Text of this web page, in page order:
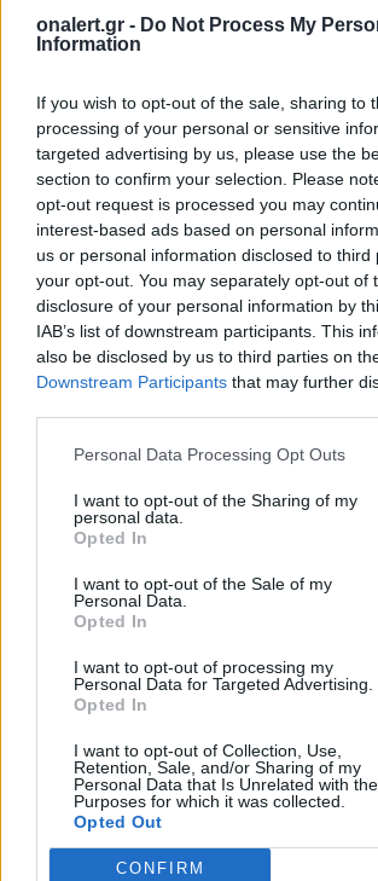
onalert.gr - Do Not Process My
Information
If you wish to opt-out of the sale, sharing to
processing of your personal or sensitive
targeted advertising by us, please use the
section to confirm your selection. Please
opt-out request is processed you may
interest-based ads based on personal
us or personal information disclosed to third
your opt-out. You may separately opt-out of
disclosure of your personal information by
IAB’s list of downstream participants. This
also be disclosed by us to third parties on
Downstream Participants that may further
Personal Data Processing Opt Outs
I want to opt-out of the Sharing of my
personal data.
Opted In
I want to opt-out of the Sale of my
Personal Data.
Opted In
I want to opt-out of processing my
Personal Data for Targeted Advertising.
Opted In
I want to opt-out of Collection, Use,
Retention, Sale, and/or Sharing of my
Personal Data that Is Unrelated with the
Purposes for which it was collected.
Opted Out
CONFIRM
Διάβασε επίσης
Εικονική αερομαχία με
οπλισμένα τουρκικά F-16
στο Αιγαίο – 10
παραβάσεις και 17
παραβιάσεις ο
ΔΙΑΦΗΜΙΣΗ